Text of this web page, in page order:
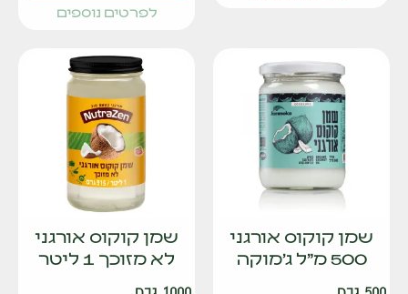
לפרטים נוספים
שמן קוקוס אורגני
500 מ"ל ג'מוקה
שמן קוקוס אורגני
לא מזוכך 1 ליטר